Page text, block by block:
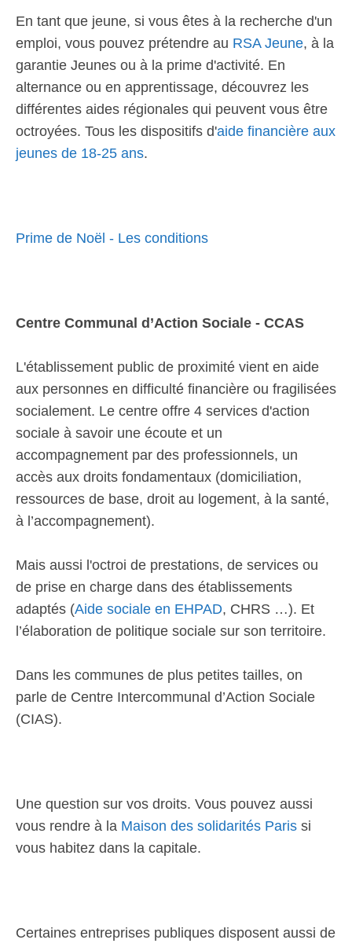
En tant que jeune, si vous êtes à la recherche d'un
emploi, vous pouvez prétendre au RSA Jeune, à la
garantie Jeunes ou à la prime d'activité. En
alternance ou en apprentissage, découvrez les
différentes aides régionales qui peuvent vous être
octroyées. Tous les dispositifs d'aide financière aux
jeunes de 18-25 ans.
Prime de Noël - Les conditions
Centre Communal d’Action Sociale - CCAS
L'établissement public de proximité vient en aide
aux personnes en difficulté financière ou fragilisées
socialement. Le centre offre 4 services d'action
sociale à savoir une écoute et un
accompagnement par des professionnels, un
accès aux droits fondamentaux (domiciliation,
ressources de base, droit au logement, à la santé,
à l’accompagnement).
Mais aussi l'octroi de prestations, de services ou
de prise en charge dans des établissements
adaptés (Aide sociale en EHPAD, CHRS …). Et
l’élaboration de politique sociale sur son territoire.
Dans les communes de plus petites tailles, on
parle de Centre Intercommunal d’Action Sociale
(CIAS).
Une question sur vos droits. Vous pouvez aussi
vous rendre à la Maison des solidarités Paris si
vous habitez dans la capitale.
Certaines entreprises publiques disposent aussi de